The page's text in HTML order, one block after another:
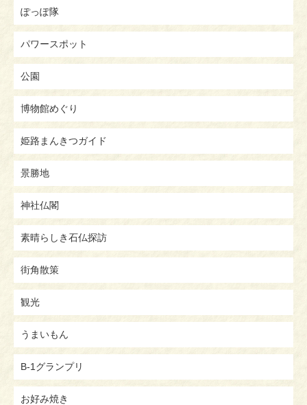
ぽっぽ隊
パワースポット
公園
博物館めぐり
姫路まんきつガイド
景勝地
神社仏閣
素晴らしき石仏探訪
街角散策
観光
うまいもん
B-1グランプリ
お好み焼き